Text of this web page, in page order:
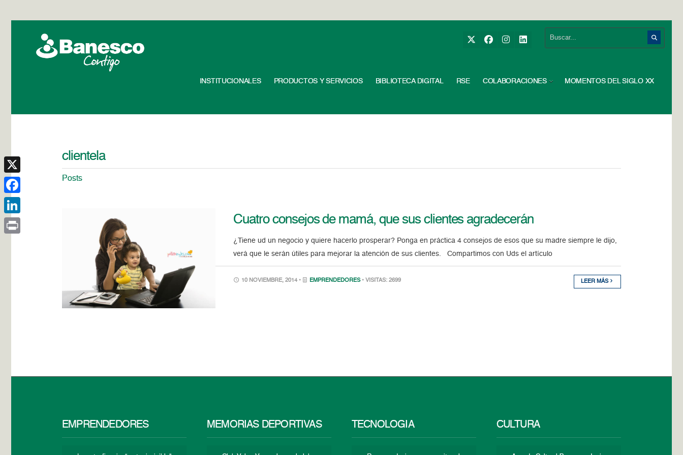
INSTITUCIONALES PRODUCTOS Y SERVICIOS BIBLIOTECA DIGITAL RSE COLABORACIONES MOMENTOS DEL SIGLO XX
clientela
Posts
Cuatro consejos de mamá, que sus clientes agradecerán
¿Tiene ud un negocio y quiere hacerlo prosperar? Ponga en práctica 4 consejos de esos que su madre siempre le dijo,
verá que le serán útiles para mejorar la atención de sus clientes. Compartimos con Uds el artículo
10 NOVIEMBRE, 2014 • EMPRENDEDORES • VISITAS: 2699 LEER MÁS
EMPRENDEDORES MEMORIAS DEPORTIVAS TECNOLOGÍA CULTURA
X
Facebook
LinkedIn